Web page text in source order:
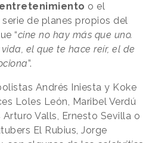
entretenimiento o el
serie de planes propios del
“cine no hay más que uno.
el que te hace reír, el de
”.
Andrés Iniesta y Koke
Loles León, Maribel Verdú
Valls, Ernesto Sevilla o
El Rubius, Jorge